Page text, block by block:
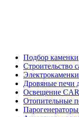
Подбор каменки
Строительство
Электрокаменки
Дровяные печи
Освещение
Отопительные